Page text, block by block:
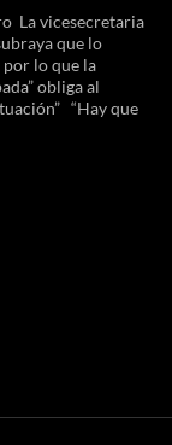
La vicesecretaria
que lo
por lo que la
obliga al
“Hay que